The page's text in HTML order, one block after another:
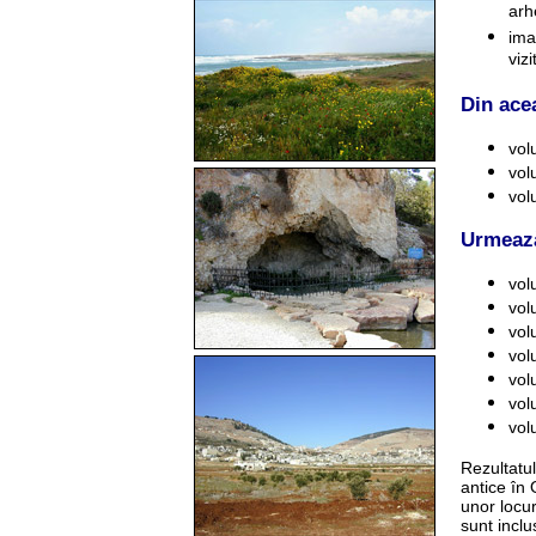
Din
antice în
unor
sunt